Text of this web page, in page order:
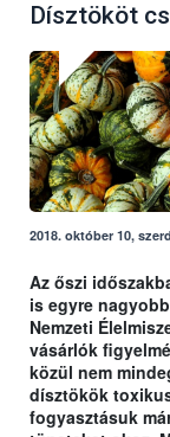
Dísztököt
2018. október 10,
Az őszi
is egyre
Nemzeti
vásárlók
közül nem
dísztökök
fogyasztásuk